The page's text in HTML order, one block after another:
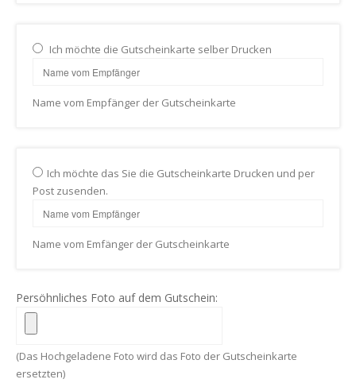
Ich möchte die Gutscheinkarte selber Drucken
Name vom Empfänger der Gutscheinkarte
Ich möchte das Sie die Gutscheinkarte Drucken und per
Post zusenden.
Name vom Emfänger der Gutscheinkarte
Persöhnliches Foto auf dem Gutschein:
(Das Hochgeladene Foto wird das Foto der Gutscheinkarte
ersetzten)